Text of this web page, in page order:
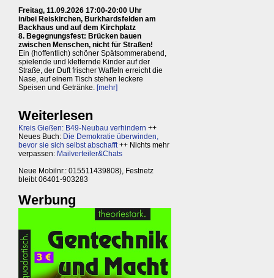
Freitag, 11.09.2026 17:00-20:00 Uhr
in/bei Reiskirchen, Burkhardsfelden am
Backhaus und auf dem Kirchplatz
8. Begegnungsfest: Brücken bauen
zwischen Menschen, nicht für Straßen!
Ein (hoffentlich) schöner Spätsommerabend,
spielende und kletternde Kinder auf der
Straße, der Duft frischer Waffeln erreicht die
Nase, auf einem Tisch stehen leckere
Speisen und Getränke. [mehr]
Weiterlesen
Kreis Gießen: B49-Neubau verhindern ++
Neues Buch: Die Demokratie überwinden,
bevor sie sich selbst abschafft++ Nichts mehr
verpassen: Mailverteiler&Chats
Neue Mobilnr.: 015511439808), Festnetz
bleibt 06401-903283
Werbung